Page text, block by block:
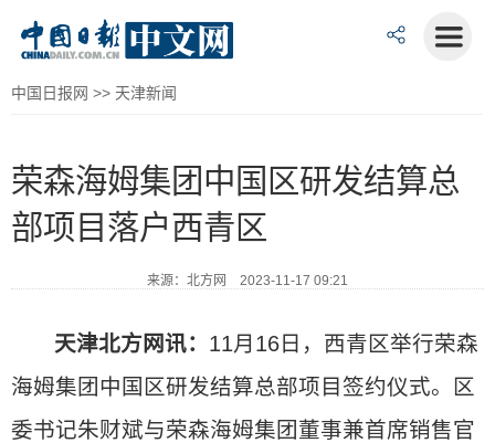
中国日报网 >> 天津新闻
荣森海姆集团中国区研发结算总
部项目落户西青区
来源：北方网 2023-11-17 09:21
天津北方网讯： 11月16日，西青区举行荣森
海姆集团中国区研发结算总部项目签约仪式。区
委书记朱财斌与荣森海姆集团董事兼首席销售官